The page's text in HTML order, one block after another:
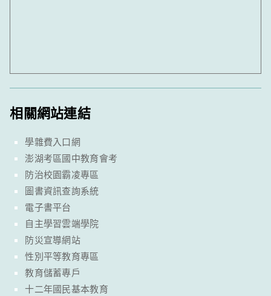
相關網站連結
學雜費入口網
澎湖考區國中教育會考
防治校園霸凌專區
圖書資訊查詢系統
電子書平台
自主學習雲端學院
防災宣導網站
性別平等教育專區
教育儲蓄專戶
十二年國民基本教育